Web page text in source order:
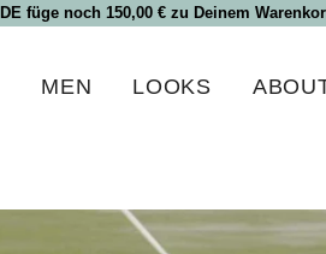
füge noch 150,00 € zu Deinem
MEN LOOKS